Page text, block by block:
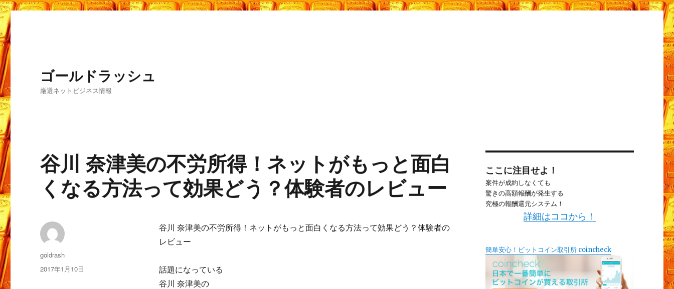
ゴールドラッシュ
厳選ネットビジネス情報
谷川 奈津美の不労所得！ネットがもっと面白
くなる方法って効果どう？体験者のレビュー
谷川 奈津美の不労所得！ネットがもっと面白くなる方法って効果どう？体験者の
レビュー
話題になっている
谷川 奈津美の
投
稿
goldrash
投
2017年1月10日
ここに注目せよ！
案件が成約しなくても
驚きの高額報酬が発生する
究極の報酬還元システム！
詳細はココから！
簡単安心！ビットコイン取引所 coincheck